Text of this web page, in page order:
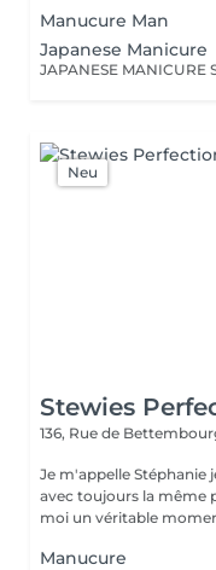
Manucure Man
Japanese Manicure
Neu
Stewies
136, Rue de
Je m'appelle Stéphanie
avec toujours la même
moi un véritable
Manucure